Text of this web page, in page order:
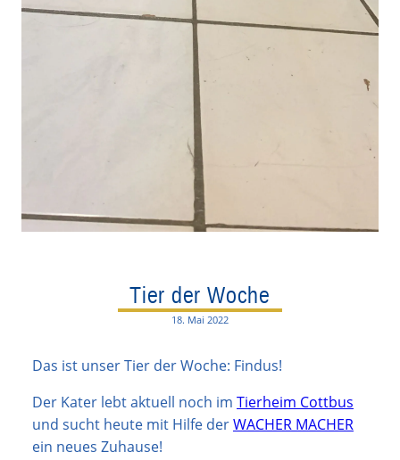
Tier der Woche
18. Mai 2022
Das ist unser Tier der Woche: Findus!
Der Kater lebt aktuell noch im Tierheim Cottbus
und sucht heute mit Hilfe derWACHER MACHER
ein neues Zuhause!